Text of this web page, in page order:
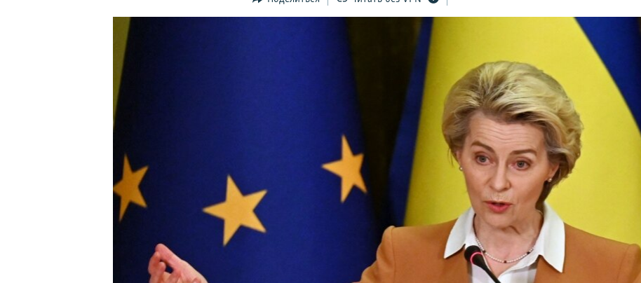
УКРАИНСКАЯ ПРОБЛЕМА КРЫМА